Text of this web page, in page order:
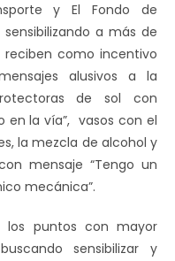
y El Fondo de
a más de
reciben como incentivo
alusivos a la
de sol con
en la vía”, vasos con el
la mezcla de alcohol y
mensaje “Tengo un
mecánica”.
los puntos con mayor
buscando sensibilizar y